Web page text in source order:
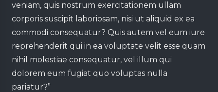
veniam, quis nostrum exercitationem ullam
corporis suscipit laboriosam, nisi ut aliquid ex ea
commodi consequatur? Quis autem vel eum iure
reprehenderit qui in ea voluptate velit esse quam
nihil molestiae consequatur, vel illum qui
dolorem eum fugiat quo voluptas nulla
pariatur?”